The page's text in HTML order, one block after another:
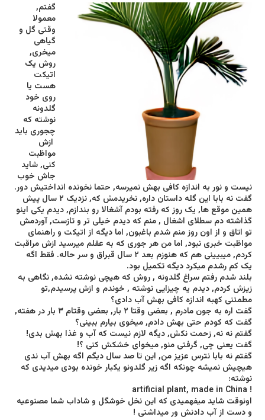
گفتم,
معمولا
وقتی گل و
گیاهی
میخری,
روش یک
اتیکت
هست یا
روی خود
گلدونه
نوشته که
چجوری باید
ازش
مواظبت
کنی, شاید
جاش خوب
نیست و نور به اندازه کافی بهش نمیرسه, حتما نخونده انداختیش دور.
گفت نه بابا این گله داستان داره, نخریدمش که, نزدیک ٢ سال پیش
همین موقع ها, یک روز که رفته بودم آشغالا رو بندازم, دیدم یکی اینو
گذاشته دم سطلای اشغال , منم که دیدم خیلی تر و تازست, آوردمش
تو اتاق و از اون روز منم شدم باغبون, اما دیگه از اتیکت و راهنمای
مواظبت خبری نبود, اما من هر جوری که به عقلم میرسید ازش مراقبت
کردم, میبیینی هم که هنوزم بعد ٢ سال قبراق و سر حاله. فقط اگه
یک کم رشدم میکرد دیگه تکمیل بود.
بلند شدم رفتم سراغ گلدونه , روش که هیچی نوشته نشده, نگاهی به
زیزش کردم, دیدم یه چیزایی نوشته , خوندم و ازش پرسیدم,تو
مطمئنی کهبه اندازه کافی بهش آب دادی؟
گفت اره به جون مادرم , بعضی وقتا ٢ بار, بعضی وقتام ٣ بار در هفته,
گفت که کودم حتی بهش دادم, میخوی بیارم ببینی؟
گفتم نه نه, زحمت نکش, دیگه لازم نیست که آب و غذا بهش بدی!
گفت یعنی چی, گرفتی منو, میخوای خشکش کنی ؟!
گفتم نه بابا نترس عزیز من, این تا صد سال دیگم اگه بهش آب ندی
هیچیش نمیشه چونکه اگه زیر گلدونو یکبار خونده بودی میدیدی که
نوشته:
! artificial plant, made in China
اونوقت شاید میفهمیدی که این نخل خوشگل و شاداب شما مصنوعیه
و دست از آب دادنش ور میداشتی !